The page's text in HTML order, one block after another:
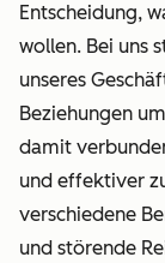
Entscheidung,
wollen. Bei uns
unseres
Beziehungen
damit
und effektiver
verschiedene
und störende